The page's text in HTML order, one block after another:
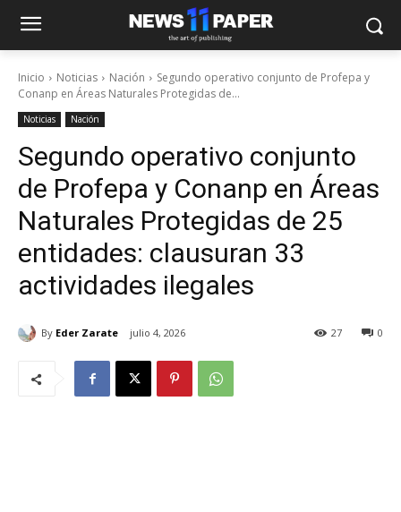
Inicio Noticias Nación
Segundo operativo conjunto de Profepa y
Conanp en Áreas Naturales Protegidas de...
Noticias Nación
Segundo operativo conjunto
de Profepa y Conanp en Áreas
Naturales Protegidas de 25
entidades: clausuran 33
actividades ilegales
By Eder Zarate julio 4, 2026 0
27